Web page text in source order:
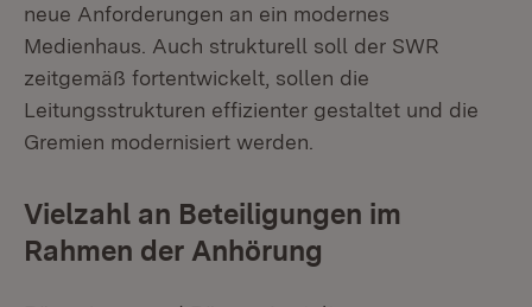
neue Anforderungen an ein modernes
Medienhaus. Auch strukturell soll der SWR
zeitgemäß fortentwickelt, sollen die
Leitungsstrukturen effizienter gestaltet und die
Gremien modernisiert werden.
Vielzahl an Beteiligungen im
Rahmen der Anhörung